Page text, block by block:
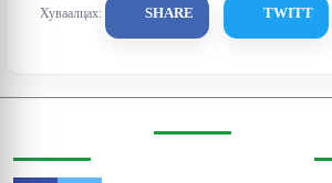
Хуваалцах: SHARE TWITT